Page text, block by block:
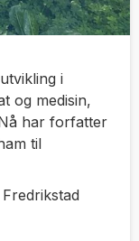
i
og medisin,
har forfatter
til